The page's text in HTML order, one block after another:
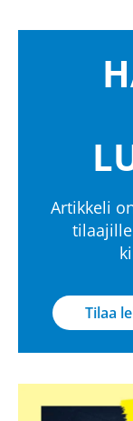
Artikkeli
Tilaa